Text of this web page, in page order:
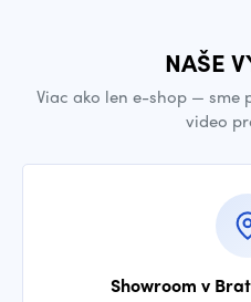
NAŠE
Viac ako len e-shop — sme
video
Showroom v